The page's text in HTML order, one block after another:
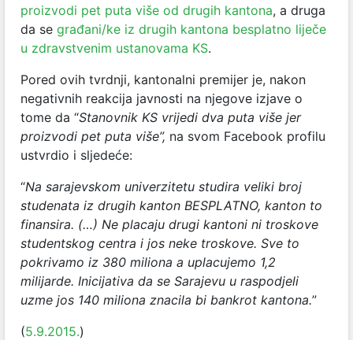
proizvodi pet puta više od drugih kantona, a druga
da se građani/ke iz drugih kantona besplatno liječe
u zdravstvenim ustanovama KS.
Pored ovih tvrdnji, kantonalni premijer je, nakon
negativnih reakcija javnosti na njegove izjave o
tome da “Stanovnik KS vrijedi dva puta više jer
proizvodi pet puta više”, na svom Facebook profilu
ustvrdio i sljedeće:
“Na sarajevskom univerzitetu studira veliki broj
studenata iz drugih kanton BESPLATNO, kanton to
finansira. (…) Ne placaju drugi kantoni ni troskove
studentskog centra i jos neke troskove. Sve to
pokrivamo iz 380 miliona a uplacujemo 1,2
milijarde. Inicijativa da se Sarajevu u raspodjeli
uzme jos 140 miliona znacila bi bankrot kantona.”
(5.9.2015.)